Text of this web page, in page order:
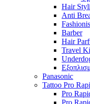
Hair
Anti
Barber
Hair
Travel
Panasonic
Tattoo Pro
Pro
Pro